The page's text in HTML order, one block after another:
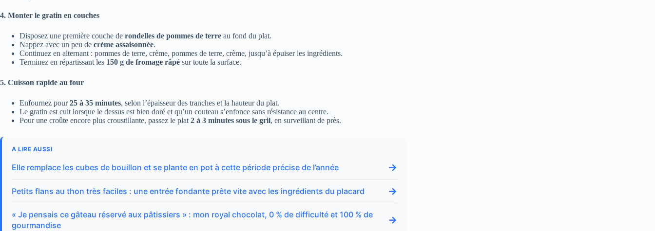
4. Monter le gratin en couches
Disposez une première couche de rondelles de pommes de terre au fond du plat.
Nappez avec un peu de crème assaisonnée.
Continuez en alternant : pommes de terre, crème, pommes de terre, crème, jusqu’à épuiser les ingrédients.
Terminez en répartissant les 150 g de fromage râpé sur toute la surface.
5. Cuisson rapide au four
Enfournez pour25 à 35 minutes, selon l’épaisseur des tranches et la hauteur du plat.
Le gratin est cuit lorsque le dessus est bien doré et qu’un couteau s’enfonce sans résistance au centre.
Pour une croûte encore plus croustillante, passez le plat 2 à 3 minutes sous le gril, en surveillant de près.
A LIRE AUSSI
Elle remplace les cubes de bouillon et se plante en pot à cette période précise de l’année →
Petits flans au thon très faciles : une entrée fondante prête vite avec les ingrédients du placard →
« Je pensais ce gâteau réservé aux pâtissiers » : mon royal chocolat, 0 % de difficulté et 100 % de
gourmandise
→